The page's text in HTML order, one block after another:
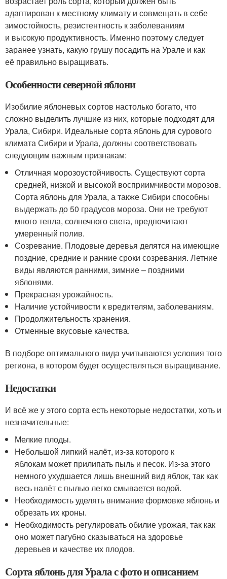
адаптирован к местному климату и совмещать в себе
зимостойкость, резистентность к заболеваниям
и высокую продуктивность. Именно поэтому следует
заранее узнать, какую грушу посадить на Урале и как
её правильно выращивать.
Особенности северной яблони
Изобилие яблоневых сортов настолько богато, что
сложно выделить лучшие из них, которые подходят для
Урала, Сибири. Идеальные сорта яблонь для сурового
климата Сибири и Урала, должны соответствовать
следующим важным признакам:
Отличная морозоустойчивость. Существуют сорта
средней, низкой и высокой восприимчивости морозов.
Сорта яблонь для Урала, а также Сибири способны
выдержать до 50 градусов мороза. Они не требуют
много тепла, солнечного света, предпочитают
умеренный полив.
Созревание. Плодовые деревья делятся на имеющие
поздние, средние и ранние сроки созревания. Летние
виды являются ранними, зимние – поздними
яблонями.
Прекрасная урожайность.
Наличие устойчивости к вредителям, заболеваниям.
Продолжительность хранения.
Отменные вкусовые качества.
В подборе оптимального вида учитываются условия того
региона, в котором будет осуществляться выращивание.
Недостатки
И всё же у этого сорта есть некоторые недостатки, хоть и
незначительные:
Мелкие плоды.
Небольшой липкий налёт, из-за которого к
яблокам может прилипать пыль и песок. Из-за этого
немного ухудшается лишь внешний вид яблок, так как
весь налёт с пылью легко смывается водой.
Необходимость уделять внимание формовке яблонь и
обрезать их кроны.
Необходимость регулировать обилие урожая, так как
оно может пагубно сказываться на здоровье
деревьев и качестве их плодов.
Сорта яблонь для Урала с фото и описанием